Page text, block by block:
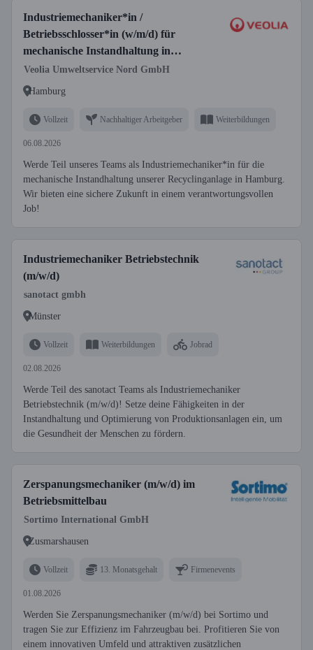
Industriemechaniker*in /
Betriebsschlosser*in (w/m/d) für
mechanische Instandhaltung in
Recyclinganlage
Veolia Umweltservice Nord GmbH
Hamburg
Vollzeit Nachhaltiger Arbeitgeber Weiterbildungen
06.08.2026
Werde Teil unseres Teams als Industriemechaniker*in für die
mechanische Instandhaltung unserer Recyclinganlage in Hamburg.
Wir bieten eine sichere Zukunft in einem verantwortungsvollen
Job!
Industriemechaniker Betriebstechnik
(m/w/d)
sanotact gmbh
Münster
Vollzeit Weiterbildungen Jobrad
02.08.2026
Werde Teil des sanotact Teams als Industriemechaniker
Betriebstechnik (m/w/d)! Setze deine Fähigkeiten in der
Instandhaltung und Optimierung von Produktionsanlagen ein, um
die Gesundheit der Menschen zu fördern.
Zerspanungsmechaniker (m/w/d) im
Betriebsmittelbau
Sortimo International GmbH
Zusmarshausen
Vollzeit 13. Monatsgehalt Firmenevents
01.08.2026
Werden Sie Zerspanungsmechaniker (m/w/d) bei Sortimo und
tragen Sie zur Effizienz im Fahrzeugbau bei. Profitieren Sie von
einem innovativen Umfeld und attraktiven zusätzlichen